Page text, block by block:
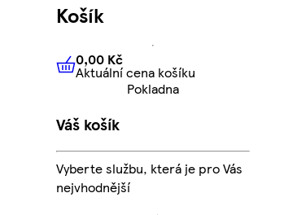
Košík
0,00 KčAktuální cena košíku
0,00 Kč
Aktuální cena košíku
Pokladna
Váš košík
Vyberte službu, která je pro Vás
nejvhodnější